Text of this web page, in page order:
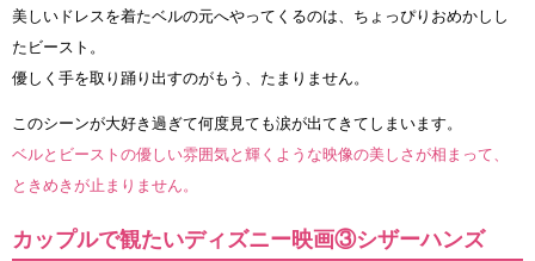
美しいドレスを着たベルの元へやってくるのは、ちょっぴりおめかしし
たビースト。
優しく手を取り踊り出すのがもう、たまりません。
このシーンが大好き過ぎて何度見ても涙が出てきてしまいます。
ベルとビーストの優しい雰囲気と輝くような映像の美しさが相まって、
ときめきが止まりません。
カップルで観たいディズニー映画③シザーハンズ